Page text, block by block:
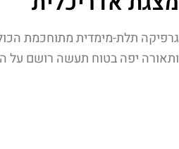
גרפיקה תלת-מימדית מתוחכמת
ותאורה יפה בטוח תעשה רושם על